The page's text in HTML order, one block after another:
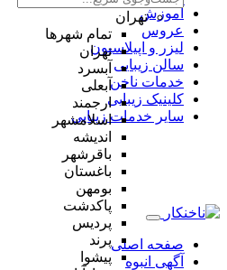
آموزش
عروس
لیزر و اپیلاسیون
سالن زیبایی
خدمات ناخن
کلینیک زیبایی
سایر خدمات زیبایی
تهران
تمام شهر‌ها
تهران
آبسرد
آبعلی
ارجمند
اسلامشهر
اندیشه
باقرشهر
باغستان
بومهن
پاکدشت
پردیس
پرند
پیشوا
صفحه اصلی
آگهی انبوه